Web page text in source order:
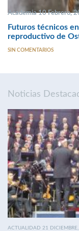
Academia 10 Febrero,
Futuros técnicos
reproductivo de
SIN COMENTARIOS
Noticias
ACTUALIDAD 21